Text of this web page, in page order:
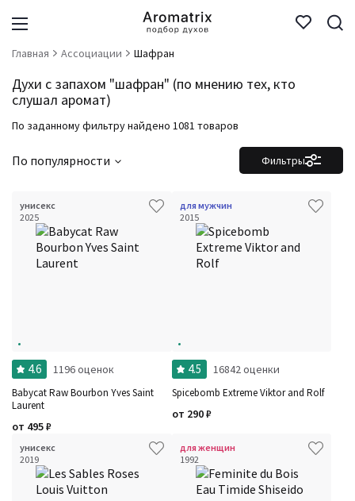
Главная Ассоциации Шафран
Духи с запахом "шафран" (по мнению тех, кто
слушал аромат)
По заданному фильтру найдено 1081 товаров
Фильтры
По популярности
унисекс
2025
4.6 1196 оценок
Babycat Raw Bourbon Yves Saint
Laurent
от 495₽
для мужчин
2015
4.5 16842 оценки
Spicebomb Extreme Viktor and Rolf
от 290₽
унисекс
2019
для женщин
1992